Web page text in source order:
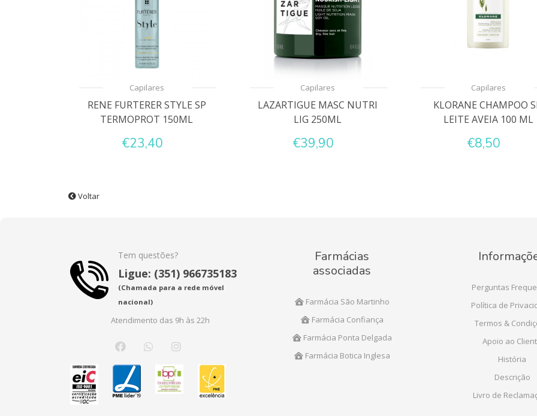
Capilares
RENE FURTERER STYLE SP
TERMOPROT 150ML
€23,40
Capilares
LAZARTIGUE MASC NUTRI
LIG 250ML
€39,90
Capilares
KLORANE CHAMPOO
LEITE AVEIA 100 ML
€8,50
Voltar
Tem questões?
Ligue: (351) 966735183
(Chamada para a rede móvel
nacional)
Atendimento das 9h às 22h
Farmácias
associadas
Farmácia São Martinho
Farmácia Confiança
Farmácia Ponta Delgada
Farmácia Botica Inglesa
Perguntas
Política de
Termos &
Apoio ao
História
Descrição
Livro de